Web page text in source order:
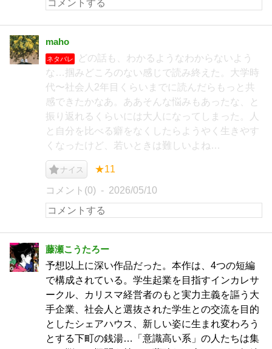
maho
ネタバレ
どの話も、わかるようなわからないよう
な…掴みどころのない感じで読み終えた。大学時
代〜社会人2年目くらいまでに読んだらもっと共
感できたかなあ。ああそんな悩みもあったな、と
振り返れるくらいには大人になってしまった。人
と自分を比べる癖をなくしたらようやく生きやす
くなったけど、若いときは難しいよね…
ナイス ★11
コメント(0) 2026/05/10
藤瀬こうたろー
予想以上に深い作品だった。本作は、4つの短編
で構成されている。学生起業を目指すインカレサ
ークル、カリスマ経営者のもと実力主義を謳う大
手企業、社会人と選抜された学生との交流を目的
としたシェアハウス、新しい姿に生まれ変わろう
とする下町の銭湯…「意識高い系」の人たちは集